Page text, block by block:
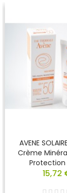
AVENE
Crème
Protection
15,72